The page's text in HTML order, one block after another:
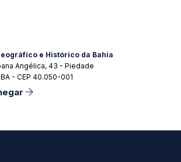
e Histórico da Bahia
Angélica, 43 - Piedade
- CEP 40.050-001